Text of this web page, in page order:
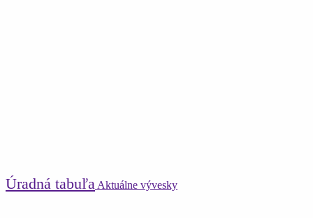
Úradná tabuľa Aktuálne vývesky